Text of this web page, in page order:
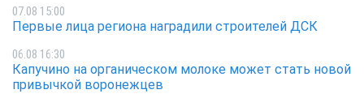
07.08 15:00
Первые лица региона наградили строителей ДСК
06.08 16:30
Капучино на органическом молоке может стать новой
привычкой воронежцев